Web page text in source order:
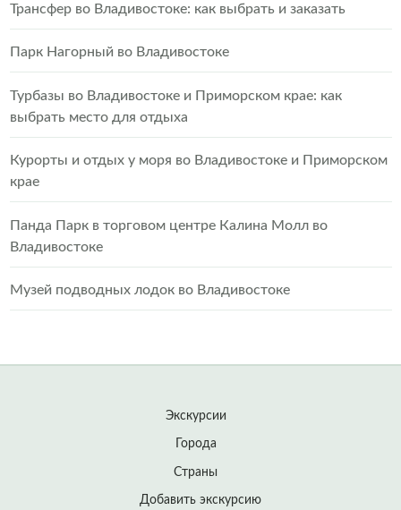
Трансфер во Владивостоке: как выбрать и заказать
Парк Нагорный во Владивостоке
Турбазы во Владивостоке и Приморском крае: как
выбрать место для отдыха
Курорты и отдых у моря во Владивостоке и Приморском
крае
Панда Парк в торговом центре Калина Молл во
Владивостоке
Музей подводных лодок во Владивостоке
Экскурсии
Города
Страны
Добавить экскурсию